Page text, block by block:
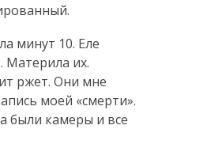
минут 10. Еле
Материла их.
ржет. Они мне
моей «смерти».
были камеры и все